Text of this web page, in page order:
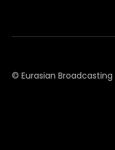
© Eurasian